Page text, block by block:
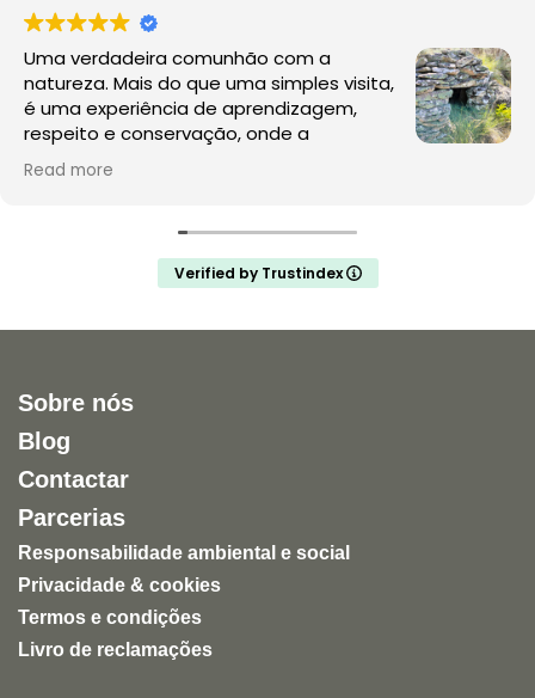
Uma verdadeira comunhão com a
natureza. Mais do que uma simples visita,
é uma experiência de aprendizagem,
respeito e conservação, onde a
observação da fauna e da flora acontece
no seu habitat natural, sem perturbações.
A Rewilding Portugal mostra que este é o futuro do
turismo de natureza e da conservação. Depois desta
experiência, a comparação com os jardins zoológicos
conhecimento e a proteção da vida selvagem,
entretenimento humano.
Uma experiência inspiradora, autêntica e altamente
recomendável para quem quer conhecer a natureza
de forma ética e responsável.
Read more
Verified by Trustindex
Sobre nós
Blog
Contactar
Parcerias
Responsabilidade ambiental e social
Privacidade & cookies
Termos e condições
Livro de reclamações